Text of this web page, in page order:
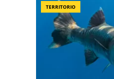
TERRITORIO